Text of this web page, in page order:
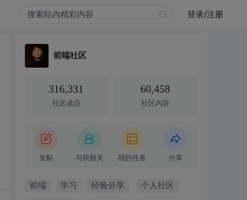
登录/注册
前端社区
316,331
社区成员
60,458
社区内容
发帖 与我相关 我的任务 分享
前端 学习 经验分享 个人社区